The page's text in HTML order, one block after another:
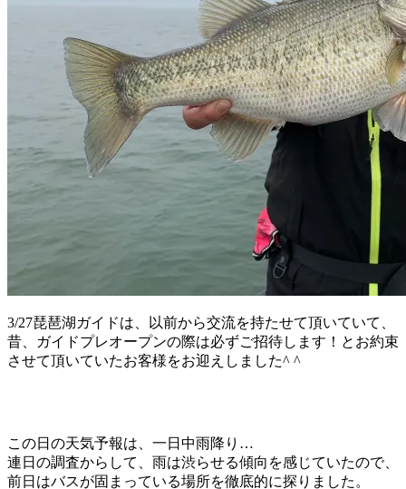
3/27琵琶湖ガイドは、以前から交流を持たせて頂いていて、
昔、ガイドプレオープンの際は必ずご招待します！とお約束
させて頂いていたお客様をお迎えしました^ ^
この日の天気予報は、一日中雨降り…
連日の調査からして、雨は渋らせる傾向を感じていたので、
前日はバスが固まっている場所を徹底的に探りました。